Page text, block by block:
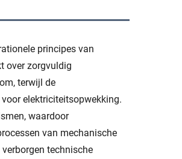
principes van
over zorgvuldig
terwijl de
elektriciteitsopwekking.
waardoor
van mechanische
technische